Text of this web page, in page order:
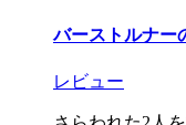
バーストルナー
レビュー